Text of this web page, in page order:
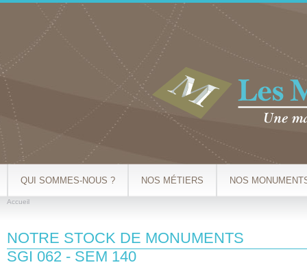
QUI SOMMES-NOUS ? NOS MÉTIERS NOS
Accueil
NOTRE STOCK DE MONUMENTS
SGI 062 - SEM 140